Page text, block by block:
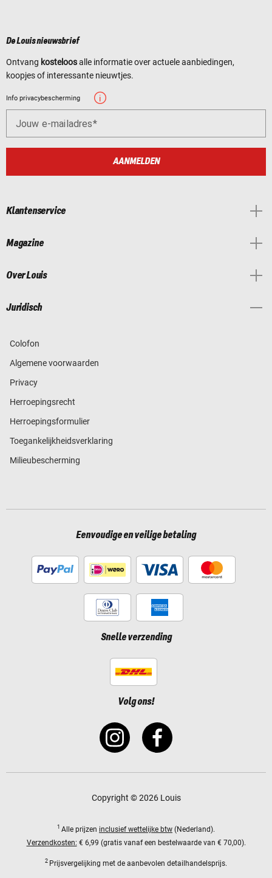
De Louis nieuwsbrief
Ontvang kosteloosalle informatie over actuele aanbiedingen,
koopjes of interessante nieuwtjes.
Info privacybescherming
Jouw e-mailadres
AANMELDEN
Klantenservice
Magazine
Over Louis
Juridisch
Colofon
Algemene voorwaarden
Privacy
Herroepingsrecht
Herroepingsformulier
Toegankelijkheidsverklaring
Milieubescherming
Eenvoudige en veilige betaling
Snelle verzending
Volg ons!
Copyright © 2026 Louis
1 Alle prijzen inclusief wettelijke btw (Nederland).
Verzendkosten: € 6,99 (gratis vanaf een bestelwaarde van € 70,00).
2 Prijsvergelijking met de aanbevolen detailhandelsprijs.